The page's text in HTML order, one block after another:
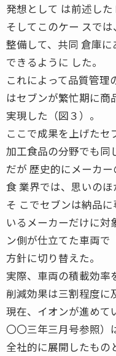
発想として は前述した
そしてこのケー スで
整備して、共同 倉庫
できるように した。
これによって品質管理
はセブンが繁忙期に商
実現した（図３）。
ここで成果を上げた
加工食品の分野でも同
だが 歴史的にメーカ
食 業界では、思いのほ
そ こでセブンは納品
いるメーカーだけに対
ン側が仕立てた車両で
方針に切り替えた。
実際、車両の積載効率
削減効果は三割程度に
現在、イオンが進めて
〇〇三年三月号参照）
全社的に展開したもの